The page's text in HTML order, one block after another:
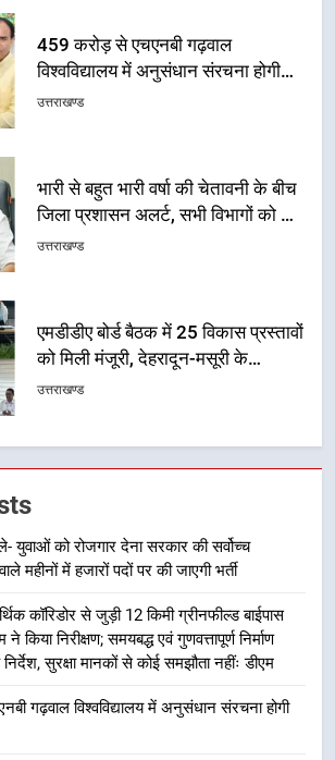
459 करोड़ से एचएनबी गढ़वाल
विश्वविद्यालय में अनुसंधान संरचना होगी
उत्तराखण्ड
भारी से बहुत भारी वर्षा की चेतावनी के बीच
जिला प्रशासन अलर्ट, सभी विभागों को हाई
उत्तराखण्ड
एमडीडीए बोर्ड बैठक में 25 विकास प्रस्तावों
को मिली मंजूरी, देहरादून-मसूरी के
उत्तराखण्ड
मुख्यमंत्री पुष्कर सिंह धामी के दिशा-निर्देशों
बैरागीवाला हत्याकांड के फरार चल रहे
अभियुक्त को दून पुलिस ने हरिद्वार से किया
गिरफ्तार
उत्तराखण्ड
युवाओं को रोजगार देना सरकार की सर्वोच्च
महीनों में हजारों पदों पर की जाएगी भर्ती
कॉरिडोर से जुड़ी 12 किमी ग्रीनफील्ड बाईपास
ने किया निरीक्षण; समयबद्ध एवं गुणवत्तापूर्ण निर्माण
सुरक्षा मानकों से कोई समझौता नहींः डीएम
गढ़वाल विश्वविद्यालय में अनुसंधान संरचना होगी